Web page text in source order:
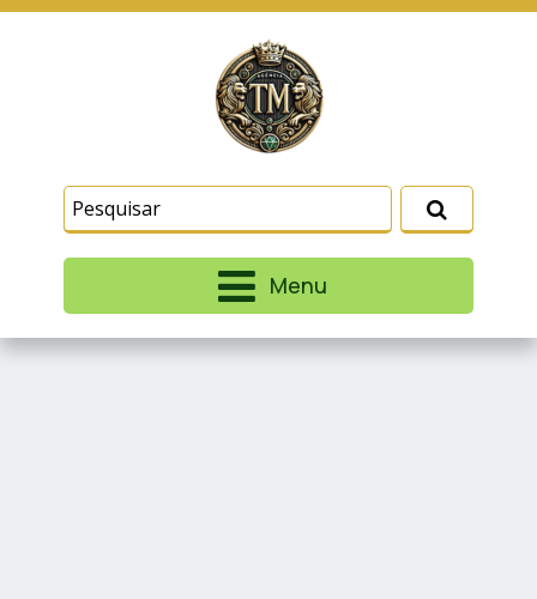
Menu
similares para lembrar e entender como você usa
nosso site, analisar seu uso de nossos produtos
e serviços, ajudar com nossos esforços de
marketing e fornecer conteúdo de terceiros. Leia
Termos e CondiçõesePolítica de